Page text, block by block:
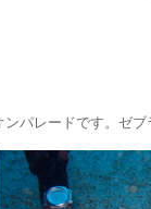
ンパレードです。